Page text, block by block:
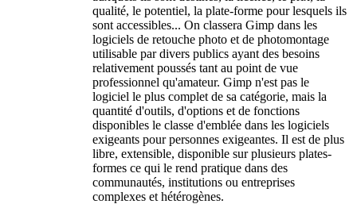
qualité, le potentiel, la plate-forme pour lesquels ils
sont accessibles... On classera Gimp dans les
logiciels de retouche photo et de photomontage
utilisable par divers publics ayant des besoins
relativement poussés tant au point de vue
professionnel qu'amateur. Gimp n'est pas le
logiciel le plus complet de sa catégorie, mais la
quantité d'outils, d'options et de fonctions
disponibles le classe d'emblée dans les logiciels
exigeants pour personnes exigeantes. Il est de plus
libre, extensible, disponible sur plusieurs plates-
formes ce qui le rend pratique dans des
communautés, institutions ou entreprises
complexes et hétérogènes.